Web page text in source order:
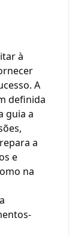
à
A
definida
guia a
a
e
na